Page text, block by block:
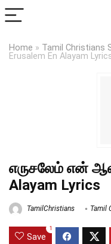
Home » Tamil Christians
Erusalem En Alayam
எருசலேம் என்
Alayam Lyrics
TamilChristians Tamil
Save
1